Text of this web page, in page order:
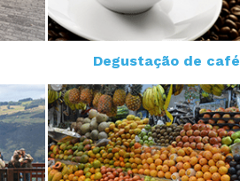
Degustação de café